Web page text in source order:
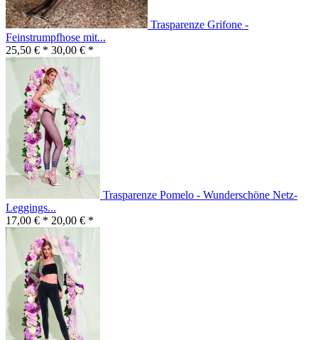
Trasparenze Grifone -
Feinstrumpfhose mit...
25,50 € * 30,00 € *
Trasparenze Pomelo - Wunderschöne Netz-
Leggings...
17,00 € * 20,00 € *